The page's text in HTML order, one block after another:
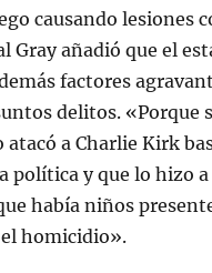
causando lesiones
Gray añadió que el
factores
delitos. «Porque
atacó a Charlie Kirk
política y que lo hizo a
había niños
homicidio».